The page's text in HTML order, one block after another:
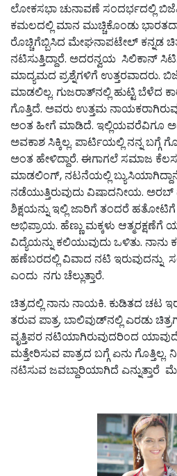
ಲೋಕಸಭಾ ಚುನಾವಣೆ ಸಂದರ್ಭದಲ್ಲಿ
ಕಮಲದಲ್ಲಿ ಮಾನ ಮುಚ್ಚಿಕೊಂಡು
ರೊಚ್ಚಿಗೆಬ್ಬಿಸಿದ ಮೇಘನಾಪಟೇಲ್ ಕನ್ನಡ
ನಟಿಸುತ್ತಿದ್ದಾರೆ. ಅದರನ್ವಯ ಸಿಲಿಕಾನ್
ಮಾದ್ಯಮದ ಪ್ರಶ್ನೆಗಳಿಗೆ ಉತ್ತರವಾದರು.
ಮಾಡಲಿಲ್ಲ. ಗುಜರಾತ್‌ನಲ್ಲಿ ಹುಟ್ಟಿ ಬೆಳೆದ
ಗೊತ್ತಿದೆ. ಅವರು ಉತ್ತಮ
ಅಂತ ಹೀಗೆ ಮಾಡಿದೆ. ಇಲ್ಲಿಯವರೆವಿಗೂ
ಅವಕಾಶ ಸಿಕ್ಕಿಲ್ಲ. ಪಾರ್ಟಿಯಲ್ಲಿ ನನ್ನ ಬಗ್ಗೆ
ಅಂತ ಹೇಳಿದ್ದಾರೆ. ಈಗಾಗಲೆ ಸಮಾಜ
ಮಾಡಲಿಂಗ್, ನಟನೆಯಲ್ಲಿ
ನಡೆಯುತ್ತಿರುವುದು ವಿಷಾದನೀಯ. ಅರಬ್
ಶಿಕ್ಷಯನ್ನು ಇಲ್ಲಿ ಜಾರಿಗೆ ತಂದರೆ
ಅಭಿಪ್ರಾಯ. ಹೆಣ್ಣು ಮಕ್ಕಳು ಆತ್ಮರಕ್ಷಣೆಗೆ
ವಿದ್ಯೆಯನ್ನು ಕಲಿಯುವುದು ಒಳಿತು. ನಾನು
ಹಣೆಬರದಲ್ಲಿ ವಿವಾದ ನಟಿ ಇರುವುದನ್ನು
ಎಂದು ನಗು ಚೆಲ್ಲುತ್ತಾರೆ.
ಚಿತ್ರದಲ್ಲಿ ನಾನು ನಾಯಕಿ. ಕುಡಿತದ ಚಟ
ತರುವ ಪಾತ್ರ. ಬಾಲಿವುಡ್‌ನಲ್ಲಿ ಎರಡು
ವೃತ್ತಿಪರ ನಟಿಯಾಗಿರುವುದರಿಂದ ಯಾವುದೆ
ಮತ್ತೇರಿಸುವ ಪಾತ್ರದ ಬಗ್ಗೆ ಏನು
ನಟಿಸುವ ಜವಬ್ದಾರಿಯಾಗಿದೆ ಎನ್ನುತ್ತಾರೆ